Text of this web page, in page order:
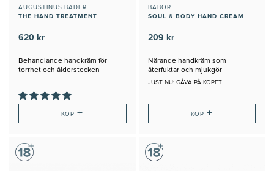
AUGUSTINUS.BADER
THE HAND TREATMENT
620 kr
Behandlande handkräm för
torrhet och ålderstecken
KÖP+
BABOR
SOUL & BODY HAND CREAM
209 kr
Närande handkräm som
återfuktar och mjukgör
JUST NU: GÅVA PÅ KÖPET
KÖP +